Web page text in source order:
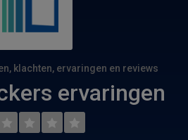
klachten, ervaringen en reviews
ervaringen